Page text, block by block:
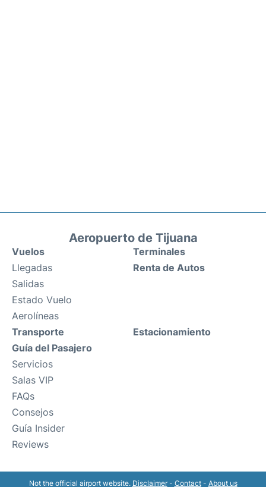
Aeropuerto de Tijuana
Vuelos
Llegadas
Salidas
Estado Vuelo
Aerolíneas
Terminales
Renta de Autos
Transporte
Guía del Pasajero
Servicios
Salas VIP
FAQs
Consejos
Guía Insider
Reviews
Estacionamiento
Not the official airport website. Disclaimer- Contact- About us